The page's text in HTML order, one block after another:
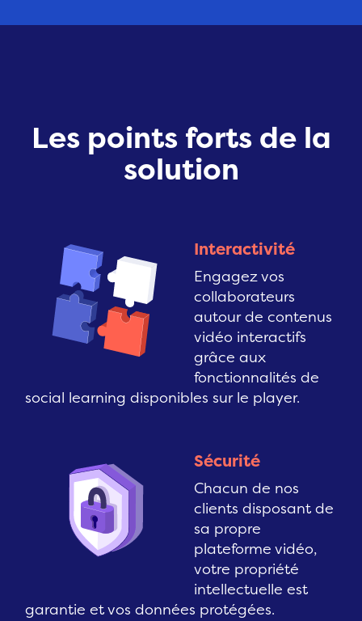
Les points forts de la
solution
Interactivité
Engagez vos
collaborateurs
autour de contenus
vidéo interactifs
grâce aux
fonctionnalités de
social learning disponibles sur le player.
Sécurité
Chacun de nos
clients disposant de
sa propre
plateforme vidéo,
votre propriété
intellectuelle est
garantie et vos données protégées.